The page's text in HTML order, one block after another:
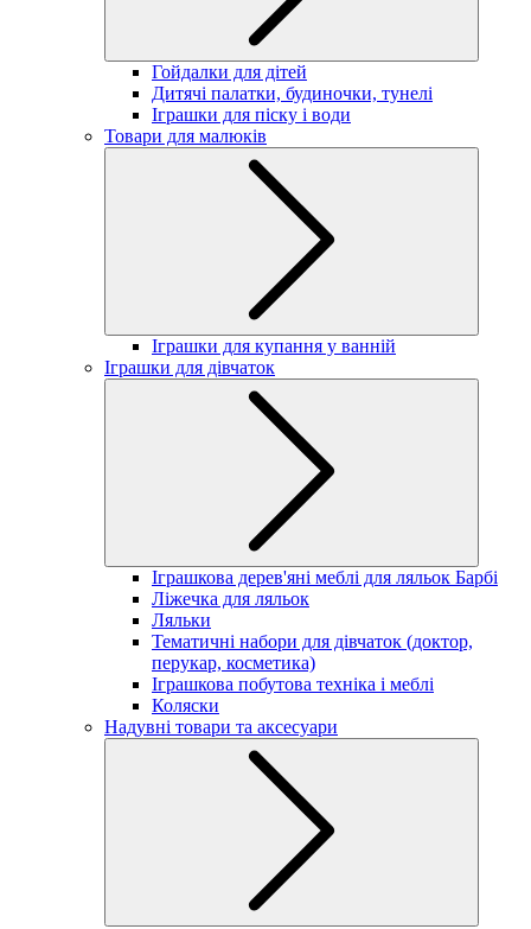
Гойдалки для дітей
Дитячі палатки, будиночки, тунелі
Іграшки для піску і води
Товари для малюків
Іграшки для купання у ванній
Іграшки для дівчаток
Іграшкова дерев'яні меблі для ляльок Барбі
Ліжечка для ляльок
Ляльки
Тематичні набори для дівчаток (доктор,
перукар, косметика)
Іграшкова побутова техніка і меблі
Коляски
Надувні товари та аксесуари